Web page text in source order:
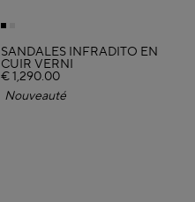
SANDALES INFRADITO EN
CUIR VERNI
€ 1,290.00
Nouveauté